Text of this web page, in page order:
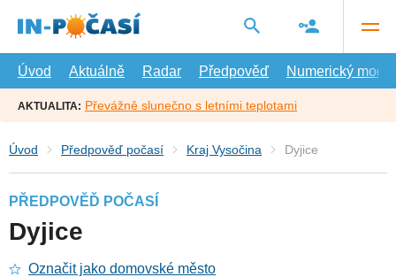
hlavní
Úvod
Aktuálně Radar Předpověď Numerický model
AKTUALITA: Převážně slunečno s letními teplotami
Úvod Předpověď počasí Kraj Vysočina Dyjice
PŘEDPOVĚĎ POČASÍ
Dyjice
Označit jako domovské město